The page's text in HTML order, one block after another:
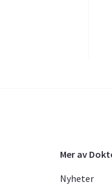
Mer av
Nyheter